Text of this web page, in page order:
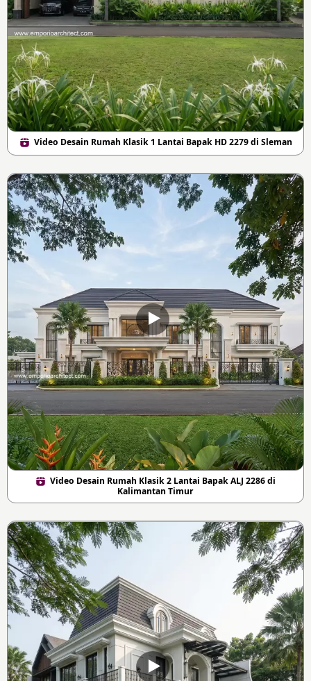
Video Desain Rumah Klasik 1 Lantai Bapak HD 2279 di Sleman
Video Desain Rumah Klasik 2 Lantai Bapak ALJ 2286 di
Kalimantan Timur